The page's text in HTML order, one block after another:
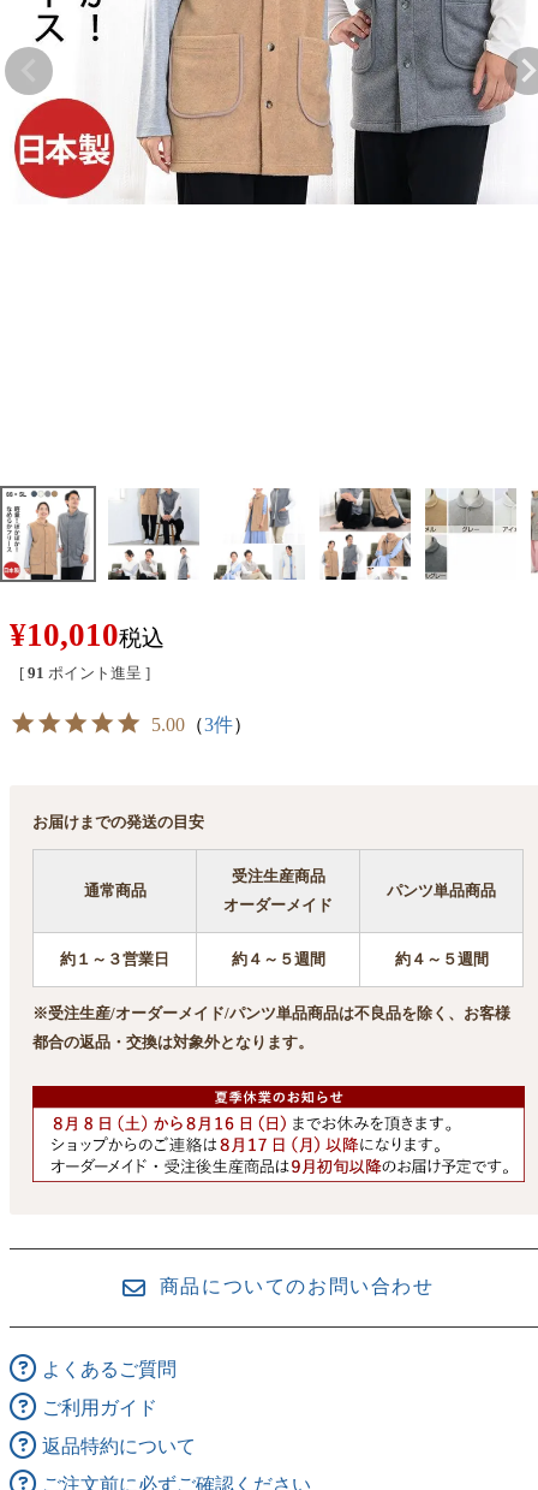
¥10,010税込
[ 91 ポイント進呈 ]
5.00 （3件）
お届けまでの発送の目安
通常商品
受注生産商品
オーダーメイド
パンツ単品商品
約１～３営業日 約４～５週間 約４～５週間
※受注生産/オーダーメイド/パンツ単品商品は不良品を除く、お客様
都合の返品・交換は対象外となります。
商品についてのお問い合わせ
よくあるご質問
ご利用ガイド
返品特約について
ご注文前に必ずご確認ください